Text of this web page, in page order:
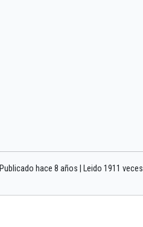
Publicado hace 8 años | Leido 1911 veces